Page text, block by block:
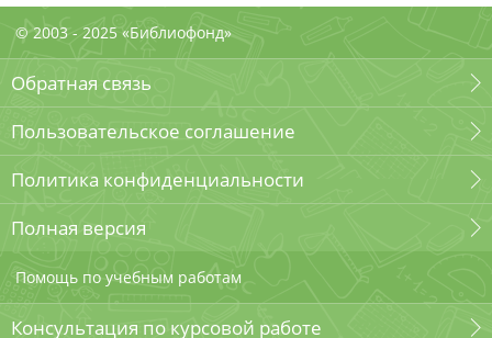
© 2003 - 2025 «Библиофонд»
Обратная связь
Пользовательское соглашение
Политика конфиденциальности
Полная версия
Помощь по учебным работам
Консультация по курсовой работе